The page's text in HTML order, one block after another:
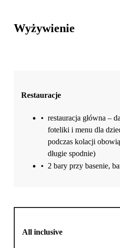
Wyżywienie
Restauracje
• restauracja główna –
foteliki i menu dla
podczas kolacji
długie spodnie)
• 2 bary przy basenie,
All inclusive